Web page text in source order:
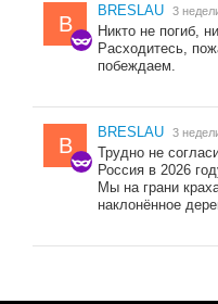
B
BRESLAU 3
Никто не погиб,
Расходитесь,
побеждаем.
B
BRESLAU 3
Трудно не
Россия в 2026
Мы на грани
наклонённое